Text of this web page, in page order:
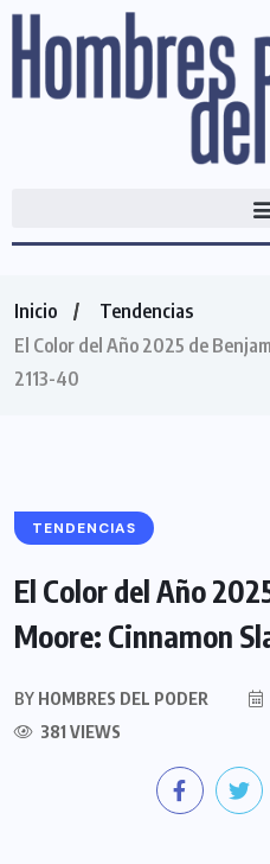
Inicio
Tendencias
El Color del Año 2025 de
2113-40
TENDENCIAS
El Color del Año
Moore: Cinnamon
BY HOMBRES DEL PODER
381 VIEWS